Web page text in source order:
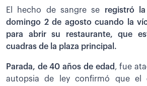
El hecho de sangre se registró
domingo 2 de agosto cuando la
para abrir su restaurante, que
cuadras de la plaza principal.
Parada, de 40 años de edad , fue
autopsia de ley confirmó que el